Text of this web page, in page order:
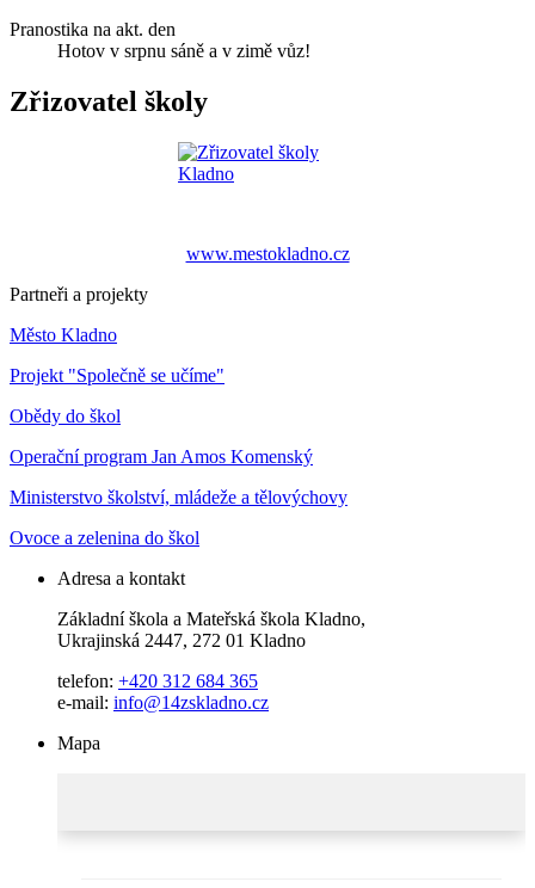
Pranostika na akt. den
Hotov v srpnu sáně a v zimě vůz!
Zřizovatel školy
www.mestokladno.cz
Partneři a projekty
Město Kladno
Projekt "Společně se učíme"
Obědy do škol
Operační program Jan Amos Komenský
Ministerstvo školství, mládeže a tělovýchovy
Ovoce a zelenina do škol
Adresa a kontakt
Základní škola a Mateřská škola Kladno,
Ukrajinská 2447, 272 01 Kladno
telefon: +420 312 684 365
e-mail: info@14zskladno.cz
Mapa